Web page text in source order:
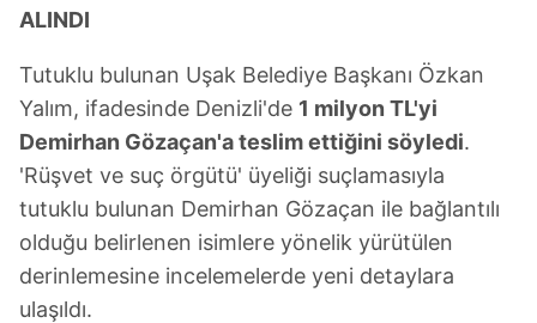
ALINDI
Tutuklu bulunan Uşak Belediye Başkanı Özkan
Yalım, ifadesinde Denizli'de 1 milyon TL'yi
Demirhan Gözaçan'a teslim ettiğini söyledi.
'Rüşvet ve suç örgütü' üyeliği suçlamasıyla
tutuklu bulunan Demirhan Gözaçan ile bağlantılı
olduğu belirlenen isimlere yönelik yürütülen
derinlemesine incelemelerde yeni detaylara
ulaşıldı.